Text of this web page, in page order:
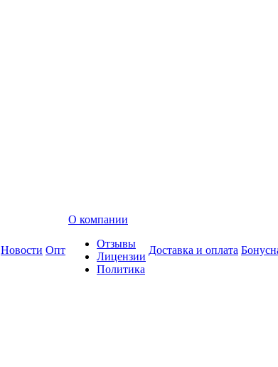
Новости Опт
О компании
Отзывы
Лицензии
Политика
Доставка и оплата